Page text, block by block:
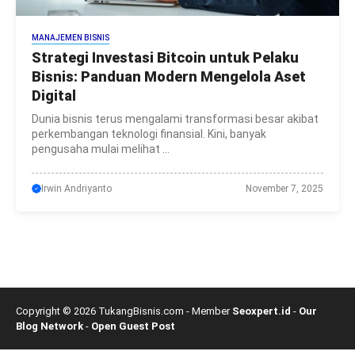
MANAJEMEN BISNIS
Strategi Investasi Bitcoin untuk Pelaku
Bisnis: Panduan Modern Mengelola Aset
Digital
Dunia bisnis terus mengalami transformasi besar akibat
perkembangan teknologi finansial. Kini, banyak
pengusaha mulai melihat ...
Irwin Andriyanto November 7, 2025
Copyright © 2026 TukangBisnis.com - Member Seoxpert.id - Our
Blog Network - Open Guest Post